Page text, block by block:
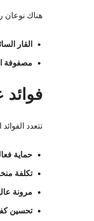
هناك نوعان
القار
مصفوفة
فوائد
تتعدد
حماية
تكلفة
مرونة
تحسين